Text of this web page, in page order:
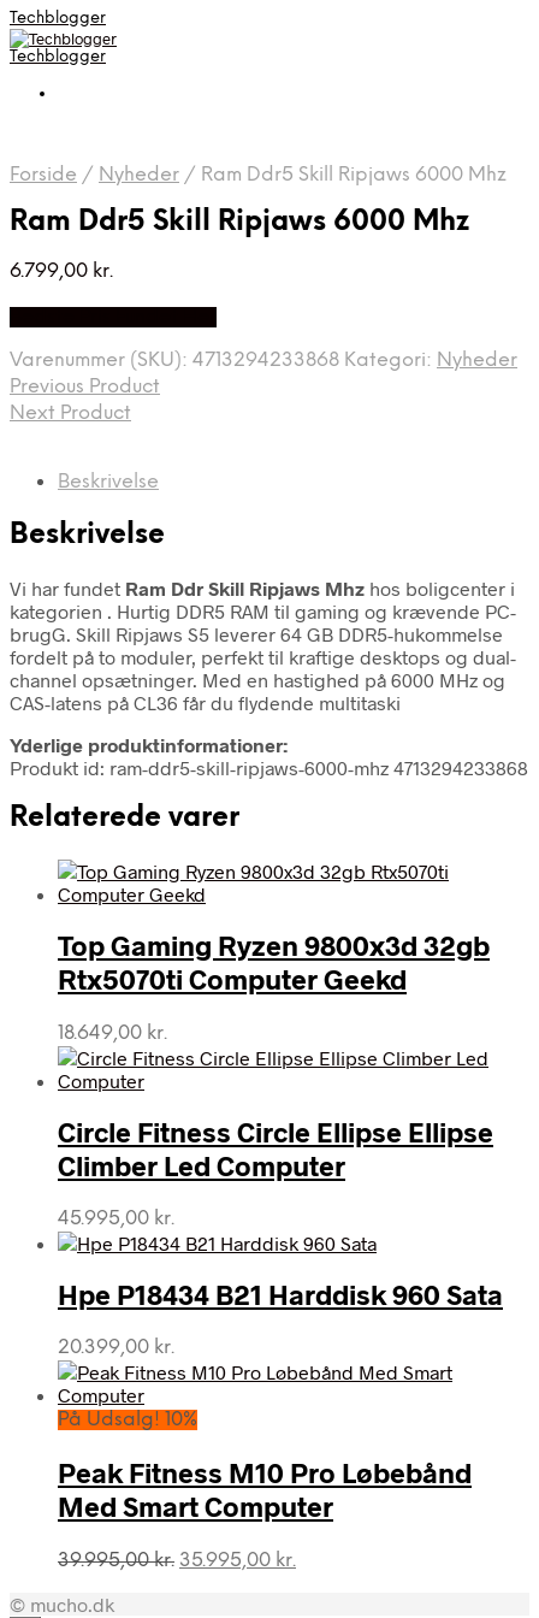
Techblogger
Techblogger
Forside / Nyheder / Ram Ddr5 Skill Ripjaws 6000 Mhz
Ram Ddr5 Skill Ripjaws 6000 Mhz
6.799,00 kr.
Varenummer (SKU): 4713294233868 Kategori: Nyheder
Previous Product
Next Product
Beskrivelse
Beskrivelse
Vi har fundet Ram Ddr Skill Ripjaws Mhz hos boligcenter i
kategorien . Hurtig DDR5 RAM til gaming og krævende PC-
brugG. Skill Ripjaws S5 leverer 64 GB DDR5-hukommelse
fordelt på to moduler, perfekt til kraftige desktops og dual-
channel opsætninger. Med en hastighed på 6000 MHz og
CAS-latens på CL36 får du flydende multitaski
Yderlige produktinformationer:
Produkt id: ram-ddr5-skill-ripjaws-6000-mhz 4713294233868
Relaterede varer
Top Gaming Ryzen 9800x3d 32gb
Rtx5070ti Computer Geekd
18.649,00 kr.
Circle Fitness Circle Ellipse Ellipse
Climber Led Computer
45.995,00 kr.
Hpe P18434 B21 Harddisk 960 Sata
20.399,00 kr.
På Udsalg! 10%
Peak Fitness M10 Pro Løbebånd
Med Smart Computer
39.995,00kr. Den
35.995,00 kr.
© mucho.dk